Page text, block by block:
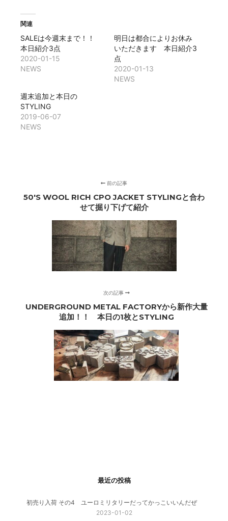
共
有
(新
し
い
ウ
ィ
ウ
で
開
き
ま
す)
ク
リ
い
(新
関連
SALEは今週末まで！！
本日紹介3点
2020-01-15
NEWS
明日は都合によりお休み
いただきます 本日紹介3
点
2020-01-13
NEWS
週末追加と本日の
STYLING
2019-06-07
NEWS
前の記事
50'S WOOL RICH CPO JACKET STYLINGと合わ
せて掘り下げて紹介
次の記事
UNDERGROUND METAL FACTORYから新作大量
追加！！ 本日の1枚とSTYLING
最近の投稿
初売り入荷 その4 ユーロミリタリーだってかっこいいんだぜ
2023-01-02